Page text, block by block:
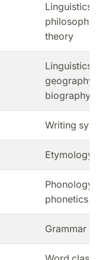
Linguistics -
philosophy
theory
Linguistics -
geography,
biography
Writing
Etymology
Phonology
phonetics
Grammar